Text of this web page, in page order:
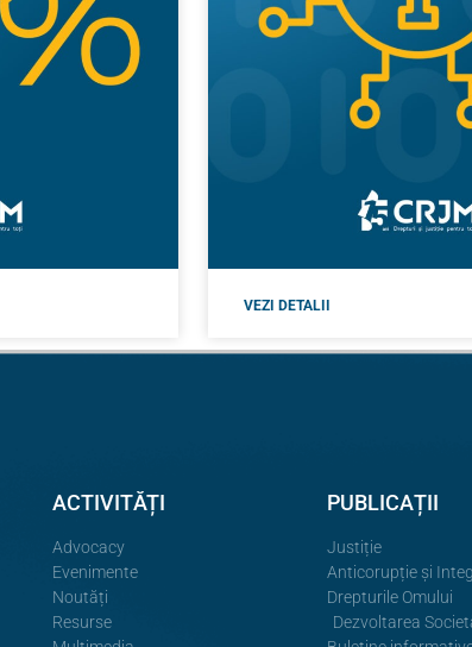
VEZI DETALII
ACTIVITĂȚI
Advocacy
Evenimente
Noutăți
Resurse
PUBLICAȚII
Justiție
Anticorupție și
Drepturile Omului
Dezvoltarea